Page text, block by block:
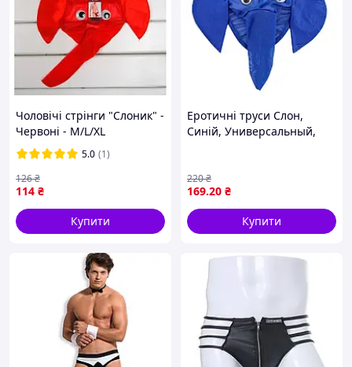
Чоловічі стрінги "Слоник" -
Червоні - M/L/XL
5.0 (1)
114 ₴
126₴
Купити
Еротичні труси Слон,
Синій, Универсальный,
для чоловіків, для спокуси
та рольових ігор
169.20 ₴
220₴
Купити